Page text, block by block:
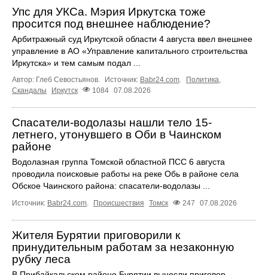
Упс для УКСа. Мэрия Иркутска тоже
просится под внешнее наблюдение?
Арбитражный суд Иркутской области 4 августа ввел внешнее
управление в АО «Управление капитального строительства
Иркутска» и тем самым подал ...
Автор: Глеб Севостьянов. Источник: Babr24.com. Политика,
Скандалы
Иркутск 1084 07.08.2026
Спасатели-водолазы нашли тело 15-
летнего, утонувшего в Оби в Чаинском
районе
Водолазная группа Томской областной ПСС 6 августа
проводила поисковые работы на реке Обь в районе села
Обское Чаинского района: спасатели-водолазы ...
Источник: Babr24.com Происшествия Томск 247 07.08.2026
Жителя Бурятии приговорили к
принудительным работам за незаконную
рубку леса